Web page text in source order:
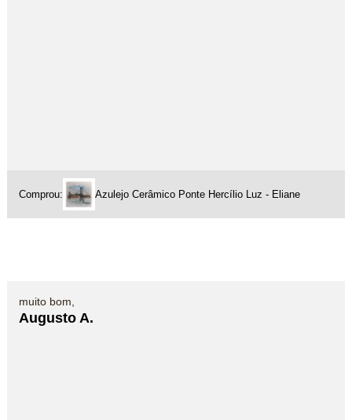
Comprou: Azulejo Cerâmico Ponte Hercílio Luz - Eliane
muito bom,
Augusto A.